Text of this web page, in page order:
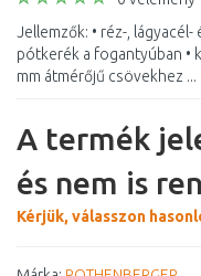
Jellemzők: • réz-,
pótkerék a fogantyúban •
mm átmérőjű csövekhez ...
A termék
és nem is
Kérjük, válasszon